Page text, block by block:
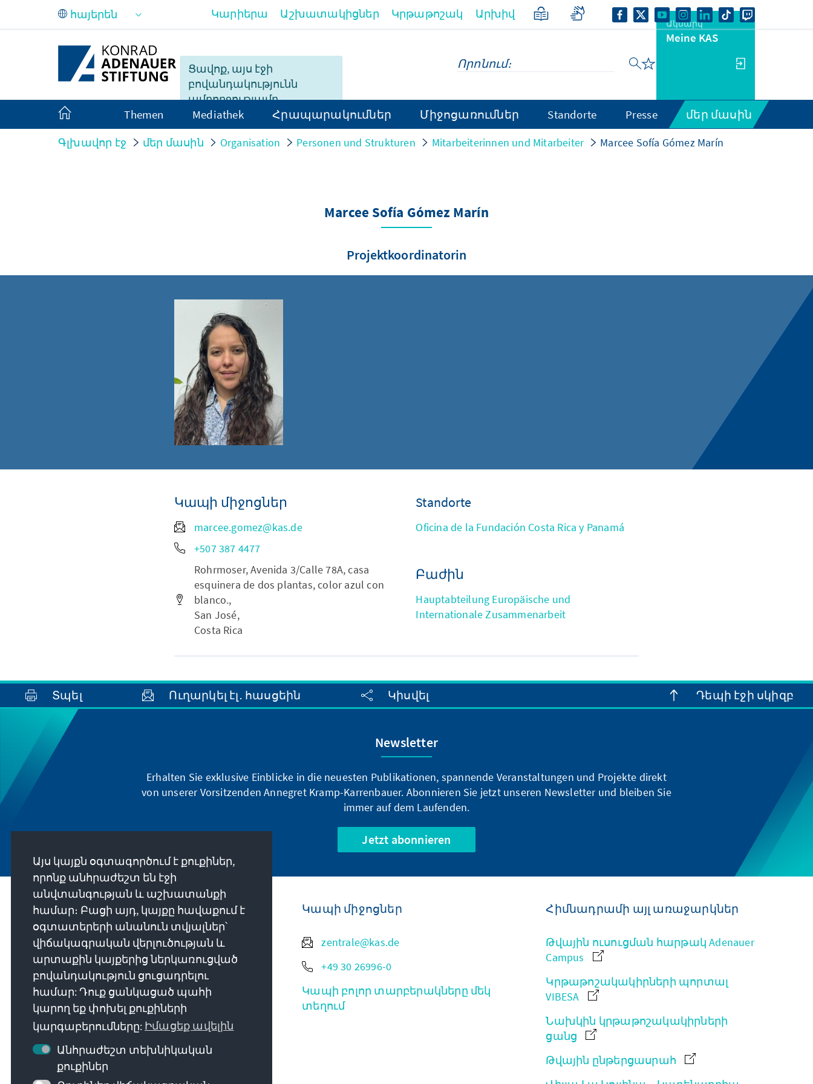
Skip to Main Content
Ցավոք, այս էջի
բովանդակությունն
ամբողջությամբ
հասանելի չէ հայերեն։
Կարիերա Աշխատակիցներ Կրթաթոշակ Արխիվ
Ակնարկ
Meine KAS
Themen Mediathek Հրապարակումներ Միջոցառումներ Standorte Presse մեր մասին
Գլխավոր էջ մեր մասին Organisation Personen und Strukturen Mitarbeiterinnen und Mitarbeiter Marcee Sofía Gómez Marín
Marcee Sofía Gómez Marín
Projektkoordinatorin
Կապի միջոցներ
marcee.gomez@kas.de
+507 387 4477
Rohrmoser, Avenida 3/Calle 78A, casa
esquinera de dos plantas, color azul con
blanco.,
San José,
Costa Rica
Standorte
Oficina de la Fundación Costa Rica y Panamá
Բաժին
Hauptabteilung Europäische und
Internationale Zusammenarbeit
Տպել Ուղարկել էլ․ հասցեին Կիսվել Դեպի էջի սկիզբ
Newsletter
Erhalten Sie exklusive Einblicke in die neuesten Publikationen, spannende Veranstaltungen und Projekte direkt
von unserer Vorsitzenden Annegret Kramp-Karrenbauer. Abonnieren Sie jetzt unseren Newsletter und bleiben Sie
immer auf dem Laufenden.
Jetzt abonnieren
Մեր առաքելությունը
Die Konrad-Adenauer-Stiftung setzt sich
national und international durch politische
Bildung für Frieden, Freiheit und
Gerechtigkeit ein. Wir fördern und bewahren
freiheitliche Demokratie, die Soziale
Marktwirtschaft und die Entwicklung und
Festigung des Wertekonsenses.
Մեր առաքելությունը
Կապի միջոցներ
zentrale@kas.de
+49 30 26996-0
Կապի բոլոր տարբերակները մեկ
տեղում
Հիմնադրամի այլ առաջարկներ
Թվային ուսուցման հարթակ Adenauer
Campus
Կրթաթոշակակիրների պորտալ
VIBESA
Նախկին կրթաթոշակակիրների
ցանց
Թվային ընթերցասրահ
Այս կայքն օգտագործում է քուքիներ,
որոնք անհրաժեշտ են էջի
անվտանգության և աշխատանքի
համար։ Բացի այդ, կայքը հավաքում է
օգտատերերի անանուն տվյալներ՝
վիճակագրական վերլուծության և
արտաքին կայքերից ներկառուցված
բովանդակություն ցուցադրելու
համար: Դուք ցանկացած պահի
կարող եք փոխել քուքիների
կարգաբերումները: Իմացեք ավելին
Անհրաժեշտ տեխնիկական
քուքիներ